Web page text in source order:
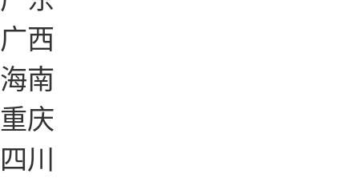
广西
海南
重庆
四川